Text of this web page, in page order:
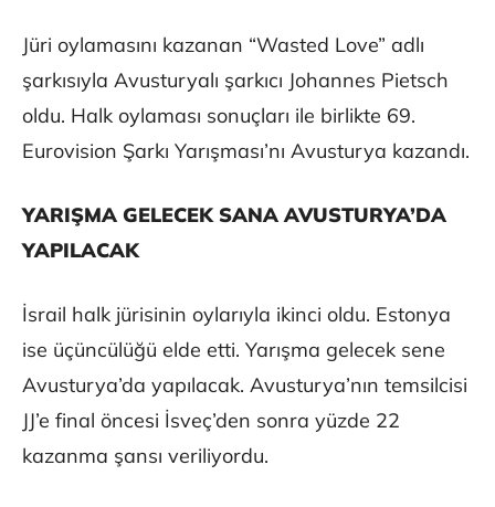
Jüri oylamasını kazanan “Wasted Love” adlı
şarkısıyla Avusturyalı şarkıcı Johannes Pietsch
oldu. Halk oylaması sonuçları ile birlikte 69.
Eurovision Şarkı Yarışması’nı Avusturya kazandı.
YARIŞMA GELECEK SANA AVUSTURYA’DA
YAPILACAK
İsrail halk jürisinin oylarıyla ikinci oldu. Estonya
ise üçüncülüğü elde etti. Yarışma gelecek sene
Avusturya’da yapılacak. Avusturya’nın temsilcisi
JJ’e final öncesi İsveç’den sonra yüzde 22
kazanma şansı veriliyordu.